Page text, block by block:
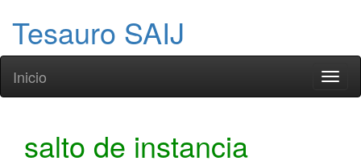
Tesauro SAIJ
Inicio
salto de instancia